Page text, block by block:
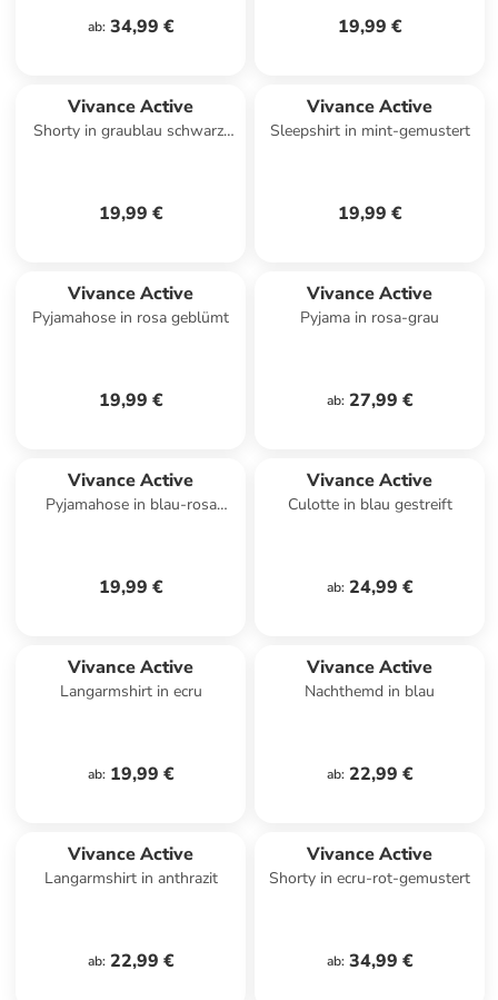
ab: 34,99 € 19,99 €
Vivance Active
Shorty in graublau schwarz-
19,99 €
Vivance Active
Sleepshirt in mint-gemustert
19,99 €
Vivance Active
Pyjamahose in rosa geblümt
19,99 €
Vivance Active
Pyjama in rosa-grau
ab: 27,99 €
Vivance Active
Pyjamahose in blau-rosa
19,99 €
Vivance Active
Culotte in blau gestreift
ab: 24,99 €
Vivance Active
Langarmshirt in ecru
ab: 19,99 €
Vivance Active
Nachthemd in blau
ab: 22,99 €
Vivance Active
Langarmshirt in anthrazit
ab: 22,99 €
Vivance Active
Shorty in ecru-rot-gemustert
ab: 34,99 €